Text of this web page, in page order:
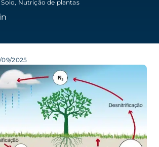
, Nutrição de plantas
2025